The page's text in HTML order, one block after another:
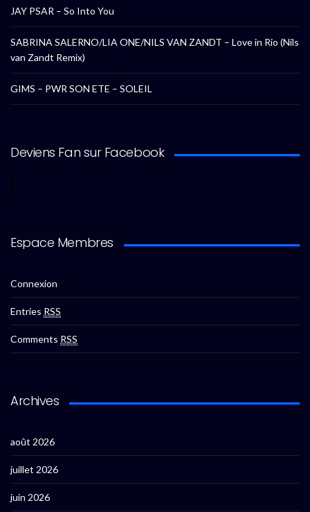
JAY PSAR – So Into You
SABRINA SALERNO/LIA ONE/NILS VAN ZANDT – Love in Rio (Nils
van Zandt Remix)
GIMS – PWR SON ETE – SOLEIL
Deviens Fan sur Facebook
Espace Membres
Connexion
Entries RSS
Comments RSS
Archives
août 2026
juillet 2026
juin 2026